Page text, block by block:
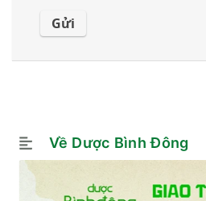
Về Dược Bình Đông